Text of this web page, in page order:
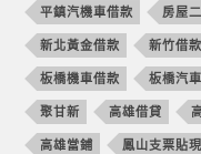
平鎮汽機車借款 房屋
新北黃金借款 新竹借款
板橋機車借款 板橋汽
聚甘新 高雄借貸
高雄當鋪 鳳山支票貼現